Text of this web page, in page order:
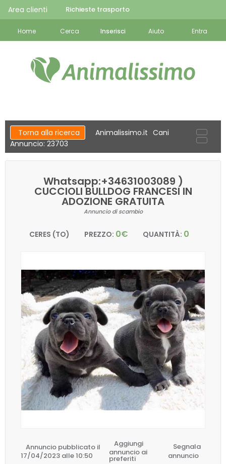
Area clienti Richieste trasporto
Home Cerca Inserisci Aiuto Entra
Torna alla ricerca Animalissimo.it Cani
Annuncio: 23703
Whatsapp:+34631003089 )
CUCCIOLI BULLDOG FRANCESI IN
ADOZIONE GRATUITA
Annuncio di scambio
CERES (TO) PREZZO: 0€ QUANTITÀ: 0
Annuncio pubblicato il
17/04/2023 alle 10:50
Aggiungi
annuncio ai
preferiti
Segnala
annuncio